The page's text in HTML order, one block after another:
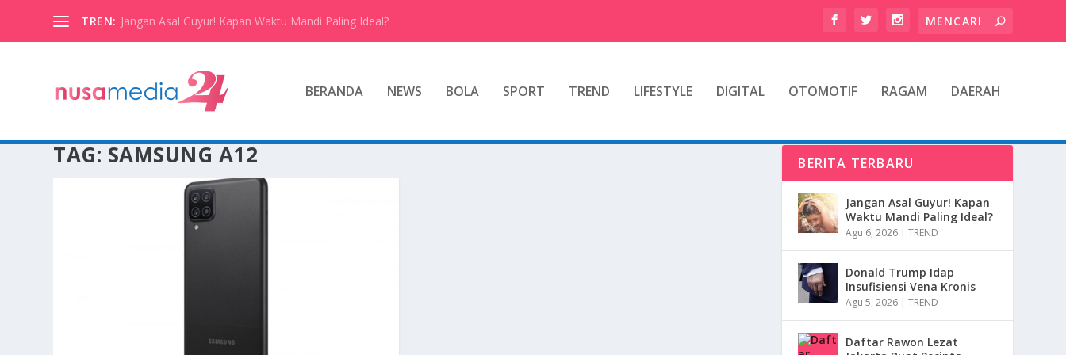
TREN: Jangan Asal Guyur! Kapan Waktu Mandi Paling Ideal?
BERANDA NEWS BOLA SPORT TREND LIFESTYLE DIGITAL OTOMOTIF RAGAM DAERAH
TAG: SAMSUNG A12 BERITA TERBARU
Jangan Asal Guyur! Kapan
Waktu Mandi Paling Ideal?
Agu 6, 2026 |TREND
Donald Trump Idap
Insufisiensi Vena Kronis
Agu 5, 2026 |TREND
Daftar Rawon Lezat